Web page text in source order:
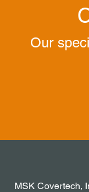
Our
MSK Covertech,